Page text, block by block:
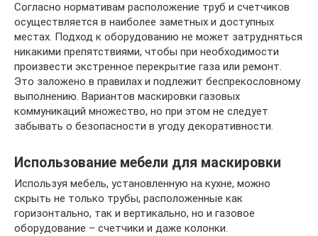
Согласно нормативам расположение труб и счетчиков
осуществляется в наиболее заметных и доступных
местах. Подход к оборудованию не может затрудняться
никакими препятствиями, чтобы при необходимости
произвести экстренное перекрытие газа или ремонт.
Это заложено в правилах и подлежит беспрекословному
выполнению. Вариантов маскировки газовых
коммуникаций множество, но при этом не следует
забывать о безопасности в угоду декоративности.
Использование мебели для маскировки
Используя мебель, установленную на кухне, можно
скрыть не только трубы, расположенные как
горизонтально, так и вертикально, но и газовое
оборудование – счетчики и даже колонки.